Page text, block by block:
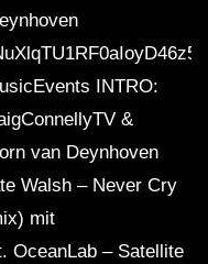
INTRO:
&
van Deynhoven
Walsh – Never Cry
mit
OceanLab – Satellite